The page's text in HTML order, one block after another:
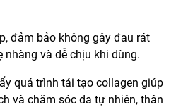
đảm bảo không gây đau rát
và dễ chịu khi dùng.
quá trình tái tạo collagen giúp
và chăm sóc da tự nhiên, thân